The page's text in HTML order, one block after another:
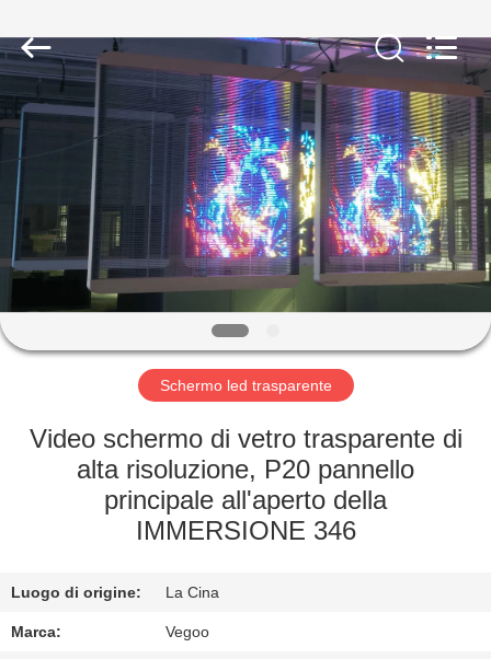
CASA.
PRODOTTI
VIDEO
DI
NOI
VISITA
FABBRICA
DELLA
QUALITÀ
Technology
Co.,
Rights
Reserved.
Schermo led trasparente
Video schermo di vetro trasparente di
alta risoluzione, P20 pannello
principale all'aperto della
IMMERSIONE 346
Luogo di origine: La Cina
Marca: Vegoo